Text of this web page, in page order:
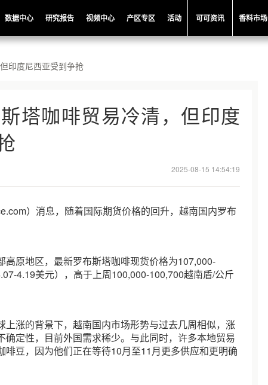
数据中心 研究报告 视频中心 产区专区 活动 可可资讯 香料市场
印度尼西亚受到争抢
塔咖啡贸易冷清，但印度
2025-08-15 14:54:19
）消息，随着国际期货价格的回升，越南国内罗布
原地区，最新罗布斯塔咖啡现货价格为107,000-
4.19美元），高于上周100,000-100,700越南盾/公斤
上涨的背景下，越南国内市场形势与过去几周相似，涨
确定性，目前外国需求稀少。与此同时，许多本地贸易
啡豆，因为他们正在等待10月至11月更多供应和更明确